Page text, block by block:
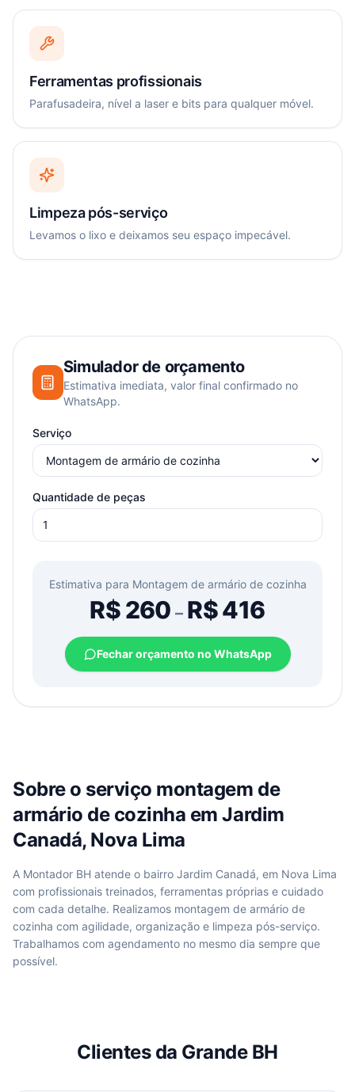
Ferramentas profissionais
Parafusadeira, nível a laser e bits para qualquer móvel.
Limpeza pós-serviço
Levamos o lixo e deixamos seu espaço impecável.
Simulador de orçamento
Estimativa imediata, valor final confirmado no
WhatsApp.
Serviço
Quantidade de peças
Estimativa para Montagem de armário de cozinha
R$260 –R$416
Fechar orçamento no WhatsApp
Sobre o serviço montagem de
armário de cozinha emJardim
Canadá, Nova Lima
A Montador BH atende o bairro Jardim Canadá, em Nova Lima
com profissionais treinados, ferramentas próprias e cuidado
com cada detalhe. Realizamos montagem de armário de
cozinha com agilidade, organização e limpeza pós-serviço.
Trabalhamos com agendamento no mesmo dia sempre que
possível.
Clientes da Grande BH